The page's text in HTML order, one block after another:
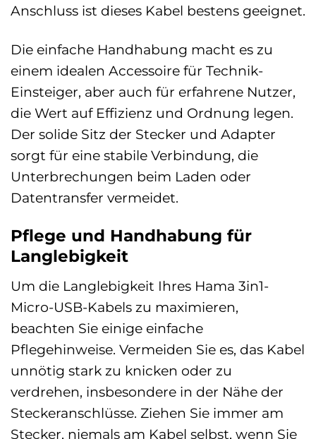
Anschluss ist dieses Kabel bestens geeignet.
Die einfache Handhabung macht es zu
einem idealen Accessoire für Technik-
Einsteiger, aber auch für erfahrene Nutzer,
die Wert auf Effizienz und Ordnung legen.
Der solide Sitz der Stecker und Adapter
sorgt für eine stabile Verbindung, die
Unterbrechungen beim Laden oder
Datentransfer vermeidet.
Pflege und Handhabung für
Langlebigkeit
Um die Langlebigkeit Ihres Hama 3in1-
Micro-USB-Kabels zu maximieren,
beachten Sie einige einfache
Pflegehinweise. Vermeiden Sie es, das Kabel
unnötig stark zu knicken oder zu
verdrehen, insbesondere in der Nähe der
Steckeranschlüsse. Ziehen Sie immer am
Stecker, niemals am Kabel selbst, wenn Sie